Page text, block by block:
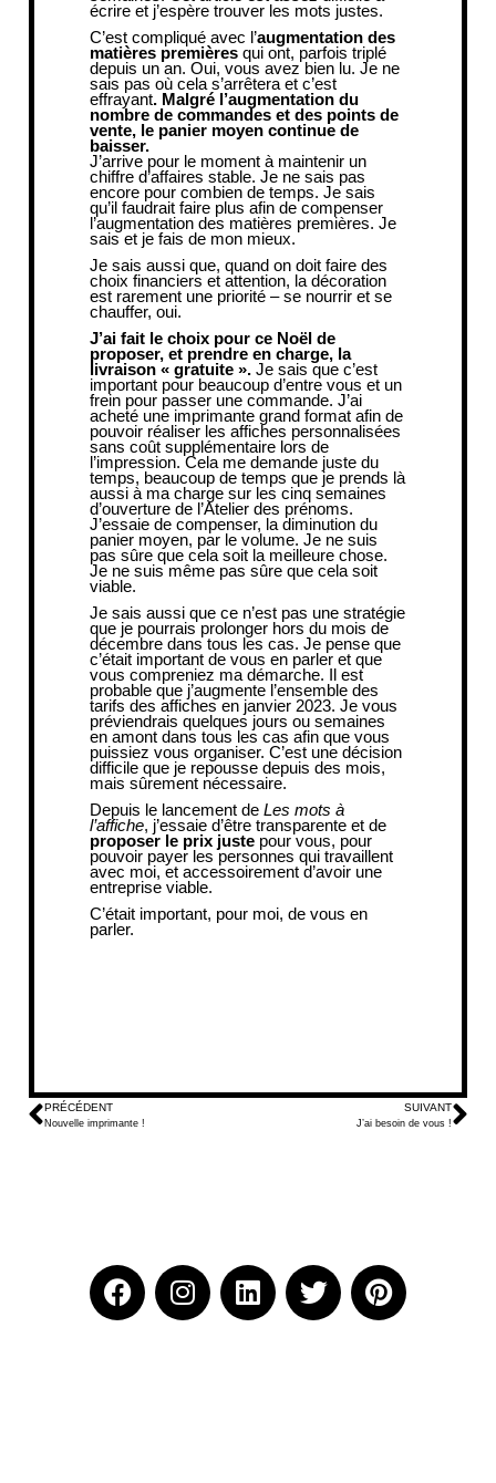
écrire et j’espère trouver les mots justes.
C’est compliqué avec l’augmentation des
matières premières qui ont, parfois triplé
depuis un an. Oui, vous avez bien lu. Je ne
sais pas où cela s’arrêtera et c’est
effrayant. Malgré l’augmentation du
nombre de commandes et des points de
vente, le panier moyen continue de
baisser.
J’arrive pour le moment à maintenir un
chiffre d’affaires stable. Je ne sais pas
encore pour combien de temps. Je sais
qu’il faudrait faire plus afin de compenser
l’augmentation des matières premières. Je
sais et je fais de mon mieux.
Je sais aussi que, quand on doit faire des
choix financiers et attention, la décoration
est rarement une priorité – se nourrir et se
chauffer, oui.
J’ai fait le choix pour ce Noël de
proposer, et prendre en charge, la
livraison « gratuite ». Je sais que c’est
important pour beaucoup d’entre vous et un
frein pour passer une commande. J’ai
acheté une imprimante grand format afin de
pouvoir réaliser les affiches personnalisées
sans coût supplémentaire lors de
l’impression. Cela me demande juste du
temps, beaucoup de temps que je prends là
aussi à ma charge sur les cinq semaines
d’ouverture de l’Atelier des prénoms.
J’essaie de compenser, la diminution du
panier moyen, par le volume. Je ne suis
pas sûre que cela soit la meilleure chose.
Je ne suis même pas sûre que cela soit
viable.
Je sais aussi que ce n’est pas une stratégie
que je pourrais prolonger hors du mois de
décembre dans tous les cas. Je pense que
c’était important de vous en parler et que
vous compreniez ma démarche. Il est
probable que j’augmente l’ensemble des
tarifs des affiches en janvier 2023. Je vous
préviendrais quelques jours ou semaines
en amont dans tous les cas afin que vous
puissiez vous organiser. C’est une décision
difficile que je repousse depuis des mois,
mais sûrement nécessaire.
Depuis le lancement de Les mots à
l’affiche, j’essaie d’être transparente et de
proposer le prix juste pour vous, pour
pouvoir payer les personnes qui travaillent
avec moi, et accessoirement d’avoir une
entreprise viable.
C’était important, pour moi, de vous en
parler.
PRÉCÉDENT
Nouvelle imprimante !
SUIVANT
J’ai besoin de vous !